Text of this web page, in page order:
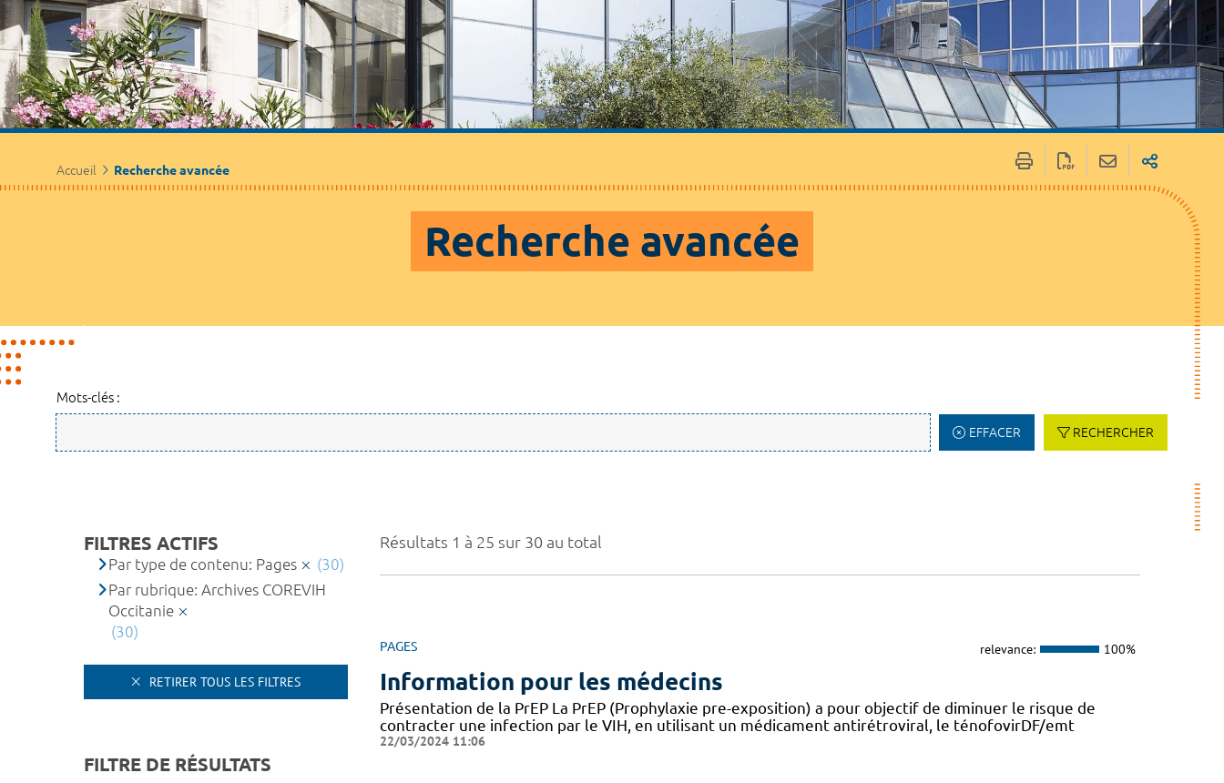
Accueil Recherche avancée
Recherche avancée
Mots-clés :
EFFACER RECHERCHER
Résultats 1 à 25 sur 30 au total
PAGES relevance: 100%
Information pour les médecins
Présentation de la PrEP La PrEP (Prophylaxie pre-exposition) a pour objectif de diminuer le risque de
contracter une infection par le VIH, en utilisant un médicament antirétroviral, le ténofovirDF/emt
22/03/2024 11:06
FILTRES ACTIFS
Par type de contenu: Pages
(30)
Par rubrique: Archives COREVIH
Occitanie
(30)
RETIRER TOUS LES FILTRES
FILTRE DE RÉSULTATS